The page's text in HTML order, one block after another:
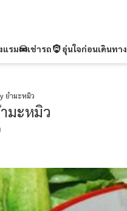
แรม เช่ารถ อุ่นใจก่อนเดินทาง
ยำมะหมิว
มะหมิว